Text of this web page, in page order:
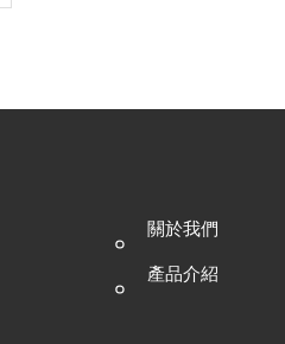
關於我們
產品介紹